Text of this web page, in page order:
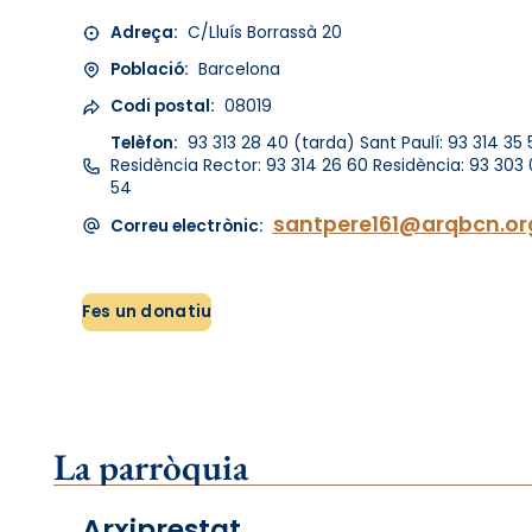
Adreça: C/Lluís Borrassà 20
Població: Barcelona
Codi postal: 08019
Telèfon: 93 313 28 40 (tarda) Sant Paulí: 93 314 35
Residència Rector: 93 314 26 60 Residència: 93 303
54
Correu electrònic:
Fes un donatiu
La parròquia